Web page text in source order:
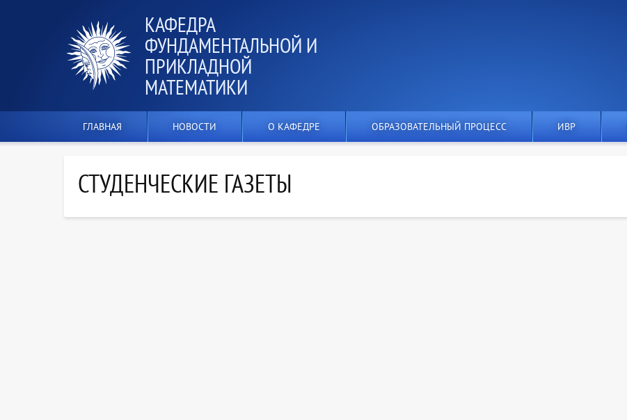
КАФЕДРА
ФУНДАМЕНТАЛЬНОЙ И
ПРИКЛАДНОЙ
МАТЕМАТИКИ
ГЛАВНАЯ НОВОСТИ О КАФЕДРЕ ОБРАЗОВАТЕЛЬНЫЙ ПРОЦЕСС ИВР
СТУДЕНЧЕСКИЕ ГАЗЕТЫ